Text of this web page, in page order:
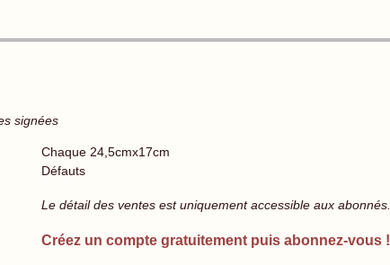
signées
Chaque 24,5cmx17cm
Défauts
Le détail des ventes est uniquement accessible aux abonnés.
Créez un compte gratuitement puis abonnez-vous !